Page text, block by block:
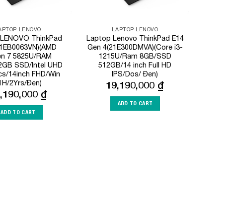
LENOVO
ThinkPad
7 5825U/RAM
SSD/Intel UHD
14inch FHD/Win
2Yrs/Đen)
₫
ADD TO CART
LAPTOP LENOVO
Laptop Lenovo ThinkPad E14
Gen 4(21E300DMVA)(Core i3-
1215U/Ram 8GB/SSD
512GB/14 inch Full HD
IPS/Dos/ Đen)
19,190,000 ₫
ADD TO CART